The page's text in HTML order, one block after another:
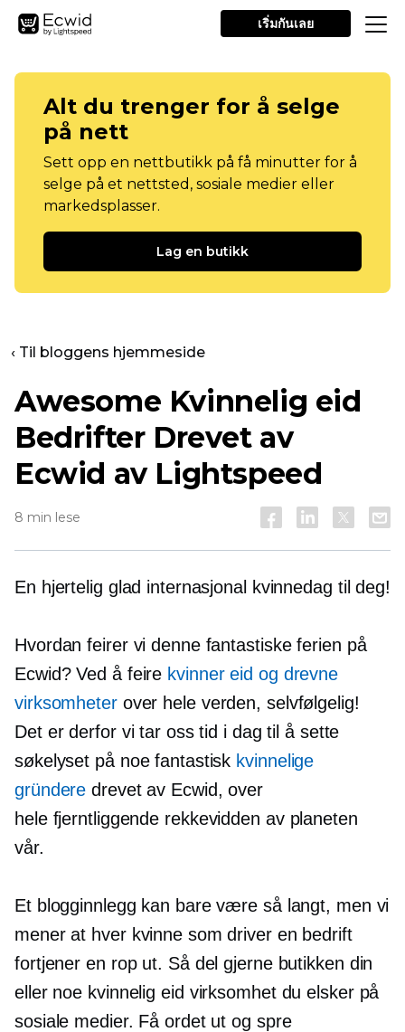
เริ่มกันเลย
Alt du trenger for å selge
på nett
Sett opp en nettbutikk på få minutter for å
selge på et nettsted, sosiale medier eller
markedsplasser.
Lag en butikk
‹ Til bloggens hjemmeside
Awesome Kvinnelig eid
Bedrifter Drevet av
Ecwid av Lightspeed
8 min lese
En hjertelig glad internasjonal kvinnedag til deg!
Hvordan feirer vi denne fantastiske ferien på
Ecwid? Ved å feire kvinner eid og drevne
virksomheterover hele verden, selvfølgelig!
Det er derfor vi tar oss tid i dag til å sette
søkelyset på noe fantastisk kvinnelige
gründere drevet av Ecwid, over
hele fjerntliggende rekkevidden av planeten
vår.
Et blogginnlegg kan bare være så langt, men vi
mener at hver kvinne som driver en bedrift
fortjener en rop ut. Så del gjerne butikken din
eller noe kvinnelig eid virksomhet du elsker på
sosiale medier. Få ordet ut og spre